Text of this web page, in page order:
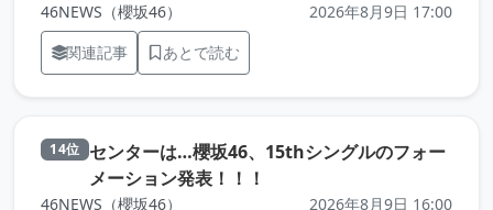
46NEWS（櫻坂46）
2026年8月9日 17:00
関連記事
あとで読む
14位 センターは…櫻坂46、15thシングルのフォー
メーション発表！！！
46NEWS（櫻坂46） 2026年8月9日 16:00